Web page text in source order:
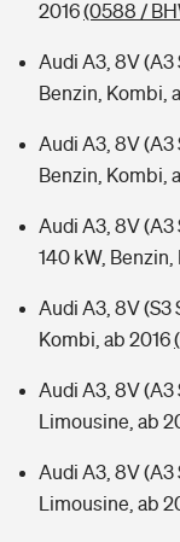
2016(0588 /
Audi A3, 8V (A3
Benzin, Kombi,
Audi A3, 8V (A3
Benzin, Kombi,
Audi A3, 8V (A3
140 kW,
Audi A3, 8V (S3
Kombi, ab 2016
Audi A3, 8V (A3
Limousine, ab
Audi A3, 8V (A3
Limousine, ab